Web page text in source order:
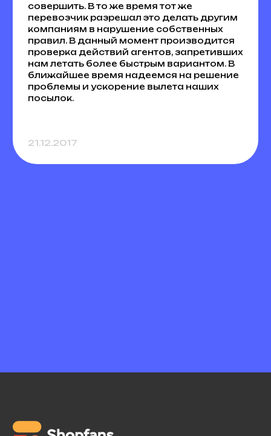
совершить. В то же время тот же
перевозчик разрешал это делать другим
компаниям в нарушение собственных
правил. В данный момент производится
проверка действий агентов, запретивших
нам летать более быстрым вариантом. В
ближайшее время надеемся на решение
проблемы и ускорение вылета наших
посылок.
21.12.2017